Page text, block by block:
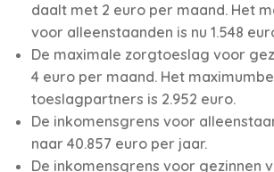
daalt met 2 euro per maand. Het
voor alleenstaanden is nu 1.548
De maximale zorgtoeslag voor
4 euro per maand. Het
toeslagpartners is 2.952 euro.
De inkomensgrens voor
naar 40.857 euro per jaar.
De inkomensgrens voor gezinnen